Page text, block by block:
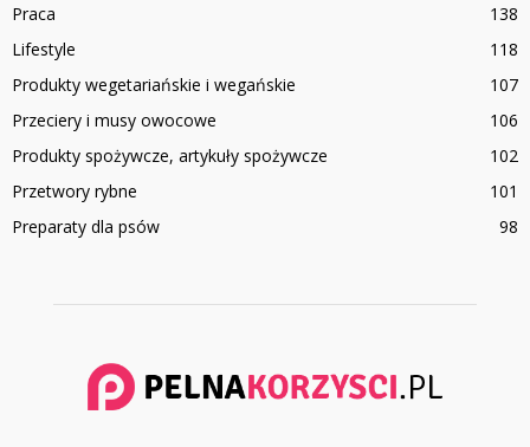
Praca
138
Lifestyle
118
Produkty wegetariańskie i wegańskie
107
Przeciery i musy owocowe
106
Produkty spożywcze, artykuły spożywcze
102
Przetwory rybne
101
Preparaty dla psów
98